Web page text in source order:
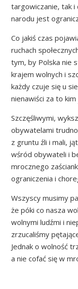
targowiczanie, tak i
narodu jest
Co jakiś czas
ruchach
tym, by Polska nie
krajem wolnych i
każdy czuje się u
nienawiści za to
Szczęśliwymi,
obywatelami
z gruntu źli i mali,
wśród obywateli i
mrocznego
ograniczenia i
Wszyscy musimy
że póki co nasza
wolnymi ludźmi i
zrzucaliśmy
Jednak o wolność
a nie cofać się w